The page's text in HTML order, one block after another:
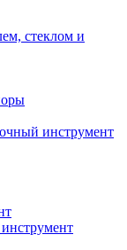
стеклом и
инструмент